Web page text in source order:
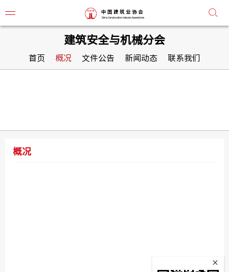
组织机
建筑安全与机械分会
首页 概况 文件公告 新闻动态 联系我们
概况
×